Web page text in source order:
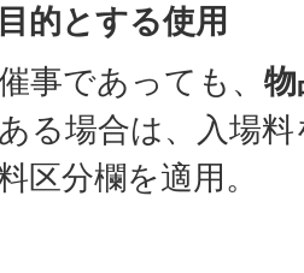
的とする使用
事であっても、
る場合は、入場
区分欄を適用。